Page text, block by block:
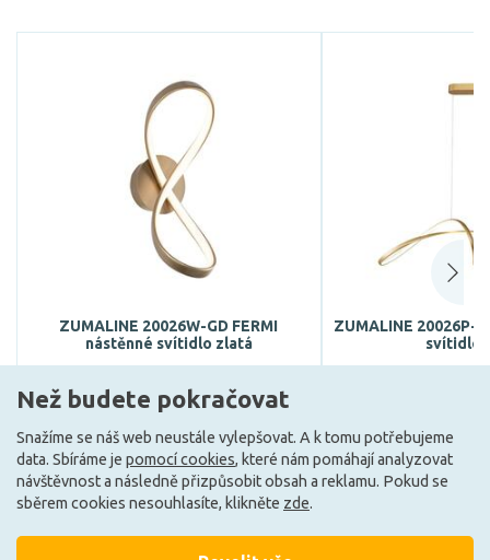
ZUMALINE 20026W-GD FERMI
nástěnné svítidlo zlatá
DO KOŠÍKU
Může být u Vás 21. 8.
ZUMALINE 20026P-
svítidlo
DO
Může být u
Než budete pokračovat
Snažíme se náš web neustále vylepšovat. A k tomu potřebujeme
data. Sbíráme je pomocí cookies, které nám pomáhají analyzovat
návštěvnost a následně přizpůsobit obsah a reklamu. Pokud se
sběrem cookies nesouhlasíte, klikněte zde.